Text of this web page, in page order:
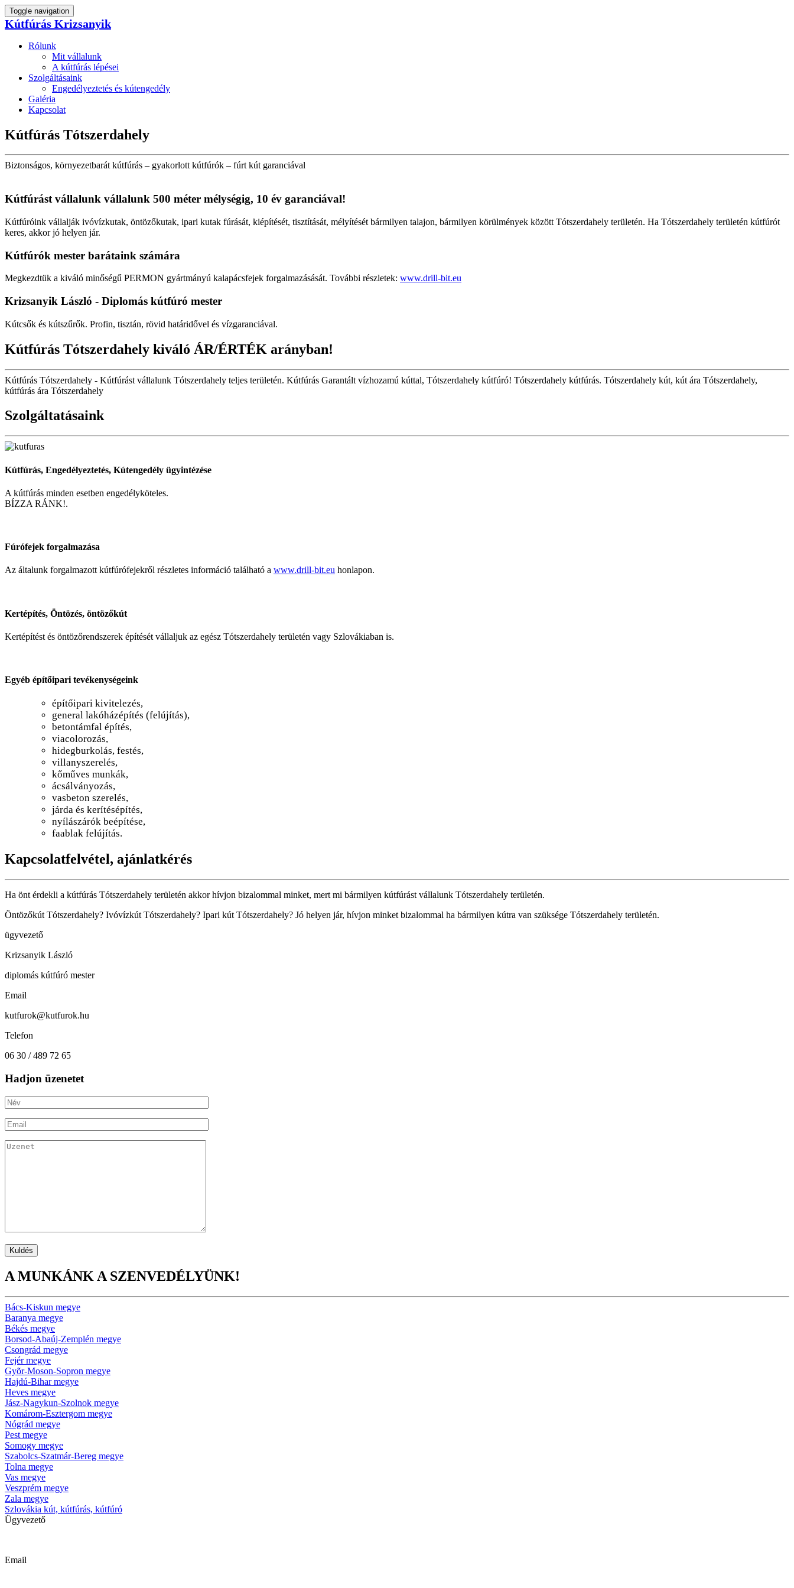
Toggle navigation
Kútfúrás Krizsanyik
Rólunk
Mit vállalunk
A kútfúrás lépései
Szolgáltásaink
Engedélyeztetés és kútengedély
Galéria
Kapcsolat
Kútfúrás Tótszerdahely
Biztonságos, környezetbarát kútfúrás – gyakorlott kútfúrók – fúrt kút garanciával
Kútfúrást vállalunk vállalunk 500 méter mélységig, 10 év garanciával!
Kútfúróink vállalják ivóvízkutak, öntözőkutak, ipari kutak fúrását, kiépítését, tisztítását, mélyítését bármilyen talajon, bármilyen körülmények között Tótszerdahely területén. Ha Tótszerdahely területén kútfúrót
keres, akkor jó helyen jár.
Kútfúrók mester barátaink számára
Megkezdtük a kiváló minőségű PERMON gyártmányú kalapácsfejek forgalmazásását. További részletek: www.drill-bit.eu
Krizsanyik László - Diplomás kútfúró mester
Kútcsők és kútszűrők. Profin, tisztán, rövid határidővel és vízgaranciával.
Kútfúrás Tótszerdahely kiváló ÁR/ÉRTÉK arányban!
Kútfúrás Tótszerdahely - Kútfúrást vállalunk Tótszerdahely teljes területén. Kútfúrás Garantált vízhozamú kúttal, Tótszerdahely kútfúró! Tótszerdahely kútfúrás. Tótszerdahely kút, kút ára Tótszerdahely,
kútfúrás ára Tótszerdahely
Szolgáltatásaink
Kútfúrás, Engedélyeztetés, Kútengedély ügyintézése
A kútfúrás minden esetben engedélyköteles.
BÍZZA RÁNK!.
Fúrófejek forgalmazása
Az általunk forgalmazott kútfúrófejekről részletes információ található a www.drill-bit.eu honlapon.
Kertépítés, Öntözés, öntözőkút
Kertépítést és öntözőrendszerek építését vállaljuk az egész Tótszerdahely területén vagy Szlovákiaban is.
Egyéb építőipari tevékenységeink
építőipari kivitelezés,
general lakóházépítés (felújítás),
betontámfal építés,
viacolorozás,
hidegburkolás, festés,
villanyszerelés,
kőműves munkák,
ácsálványozás,
vasbeton szerelés,
járda és kerítésépítés,
nyílászárók beépítése,
faablak felújítás.
Kapcsolatfelvétel, ajánlatkérés
Ha önt érdekli a kútfúrás Tótszerdahely területén akkor hívjon bizalommal minket, mert mi bármilyen kútfúrást vállalunk Tótszerdahely területén.
Öntözőkút Tótszerdahely? Ivóvízkút Tótszerdahely? Ipari kút Tótszerdahely? Jó helyen jár, hívjon minket bizalommal ha bármilyen kútra van szüksége Tótszerdahely területén.
ügyvezető
Krizsanyik László
diplomás kútfúró mester
Email
kutfurok@kutfurok.hu
Telefon
06 30 / 489 72 65
Hadjon üzenetet
A MUNKÁNK A SZENVEDÉLYÜNK!
Bács-Kiskun megye
Baranya megye
Békés megye
Borsod-Abaúj-Zemplén megye
Csongrád megye
Fejér megye
Gyõr-Moson-Sopron megye
Hajdú-Bihar megye
Heves megye
Jász-Nagykun-Szolnok megye
Komárom-Esztergom megye
Nógrád megye
Pest megye
Somogy megye
Szabolcs-Szatmár-Bereg megye
Tolna megye
Vas megye
Veszprém megye
Zala megye
Szlovákia kút, kútfúrás, kútfúró
Ügyvezető
Email